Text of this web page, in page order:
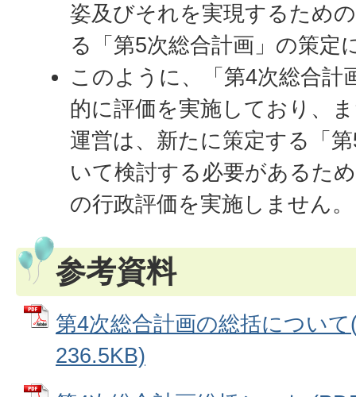
姿及びそれを実現するため
る「第5次総合計画」の策定
このように、「第4次総合計
的に評価を実施しており、
運営は、新たに策定する「
いて検討する必要があるた
の行政評価を実施しません。
参考資料
第4次総合計画の総括につい
236.5KB)